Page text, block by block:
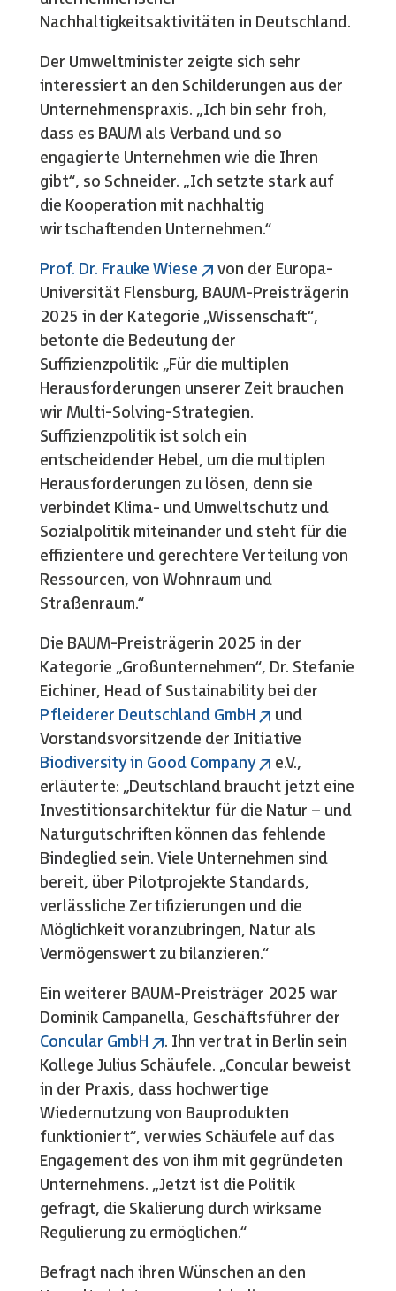
Nachhaltigkeitsaktivitäten in Deutschland.
Der Umweltminister zeigte sich sehr
interessiert an den Schilderungen aus der
Unternehmenspraxis. „Ich bin sehr froh,
dass es BAUM als Verband und so
engagierte Unternehmen wie die Ihren
gibt“, so Schneider. „Ich setzte stark auf
die Kooperation mit nachhaltig
wirtschaftenden Unternehmen.“
Prof. Dr. Frauke Wiese
von der Europa-
Universität Flensburg, BAUM-Preisträgerin
2025 in der Kategorie „Wissenschaft“,
betonte die Bedeutung der
Suffizienzpolitik: „Für die multiplen
Herausforderungen unserer Zeit brauchen
wir Multi-Solving-Strategien.
Suffizienzpolitik ist solch ein
entscheidender Hebel, um die multiplen
Herausforderungen zu lösen, denn sie
verbindet Klima- und Umweltschutz und
Sozialpolitik miteinander und steht für die
effizientere und gerechtere Verteilung von
Ressourcen, von Wohnraum und
Straßenraum.“
Die BAUM-Preisträgerin 2025 in der
Kategorie „Großunternehmen“, Dr. Stefanie
Eichiner, Head of Sustainability bei der
Pfleiderer Deutschland GmbH
und
Vorstandsvorsitzende der Initiative
Biodiversity in Good Company
e.V.,
erläuterte: „Deutschland braucht jetzt eine
Investitionsarchitektur für die Natur – und
Naturgutschriften können das fehlende
Bindeglied sein. Viele Unternehmen sind
bereit, über Pilotprojekte Standards,
verlässliche Zertifizierungen und die
Möglichkeit voranzubringen, Natur als
Vermögenswert zu bilanzieren.“
Ein weiterer BAUM-Preisträger 2025 war
Dominik Campanella, Geschäftsführer der
Concular GmbH
. Ihn vertrat in Berlin sein
Kollege Julius Schäufele. „Concular beweist
in der Praxis, dass hochwertige
Wiedernutzung von Bauprodukten
funktioniert“, verwies Schäufele auf das
Engagement des von ihm mit gegründeten
Unternehmens. „Jetzt ist die Politik
gefragt, die Skalierung durch wirksame
Regulierung zu ermöglichen.“
Befragt nach ihren Wünschen an den